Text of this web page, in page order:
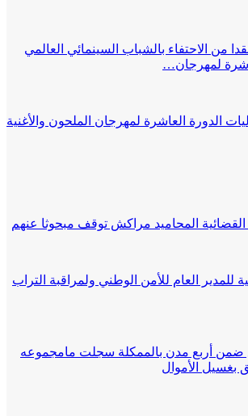
من الاحتفاء بالشباب السينمائي العالمي
لمهرجان…
الدورة العاشرة لمهرجان الملحون والأغنية
المحاميد مراكش توقف مبحوثا عنهم
للمدير العام للأمن الوطني ولمراقبة التراب
ضمن أربع مدن بالممكلة سجلت مامجموعه